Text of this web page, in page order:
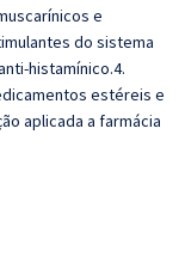
e
do sistema
histamínico.4.
estéreis e
aplicada a farmácia